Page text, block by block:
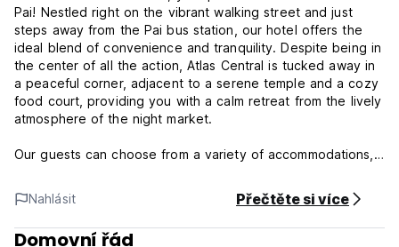
Pai! Nestled right on the vibrant walking street and just
steps away from the Pai bus station, our hotel offers the
ideal blend of convenience and tranquility. Despite being in
the center of all the action, Atlas Central is tucked away in
a peaceful corner, adjacent to a serene temple and a cozy
food court, providing you with a calm retreat from the lively
atmosphere of the night market.
Our guests can choose from a variety of accommodations,
comfortable stay for all types of travelers. Take a
refreshing dip in our beautiful swimming pool, open daily
from 8:00 AM to 9:00 PM, or explore the bustling
surroundings with ease—there’s a 7-Eleven right outside our
Nahlásit Přečtěte si více
Domovní řád